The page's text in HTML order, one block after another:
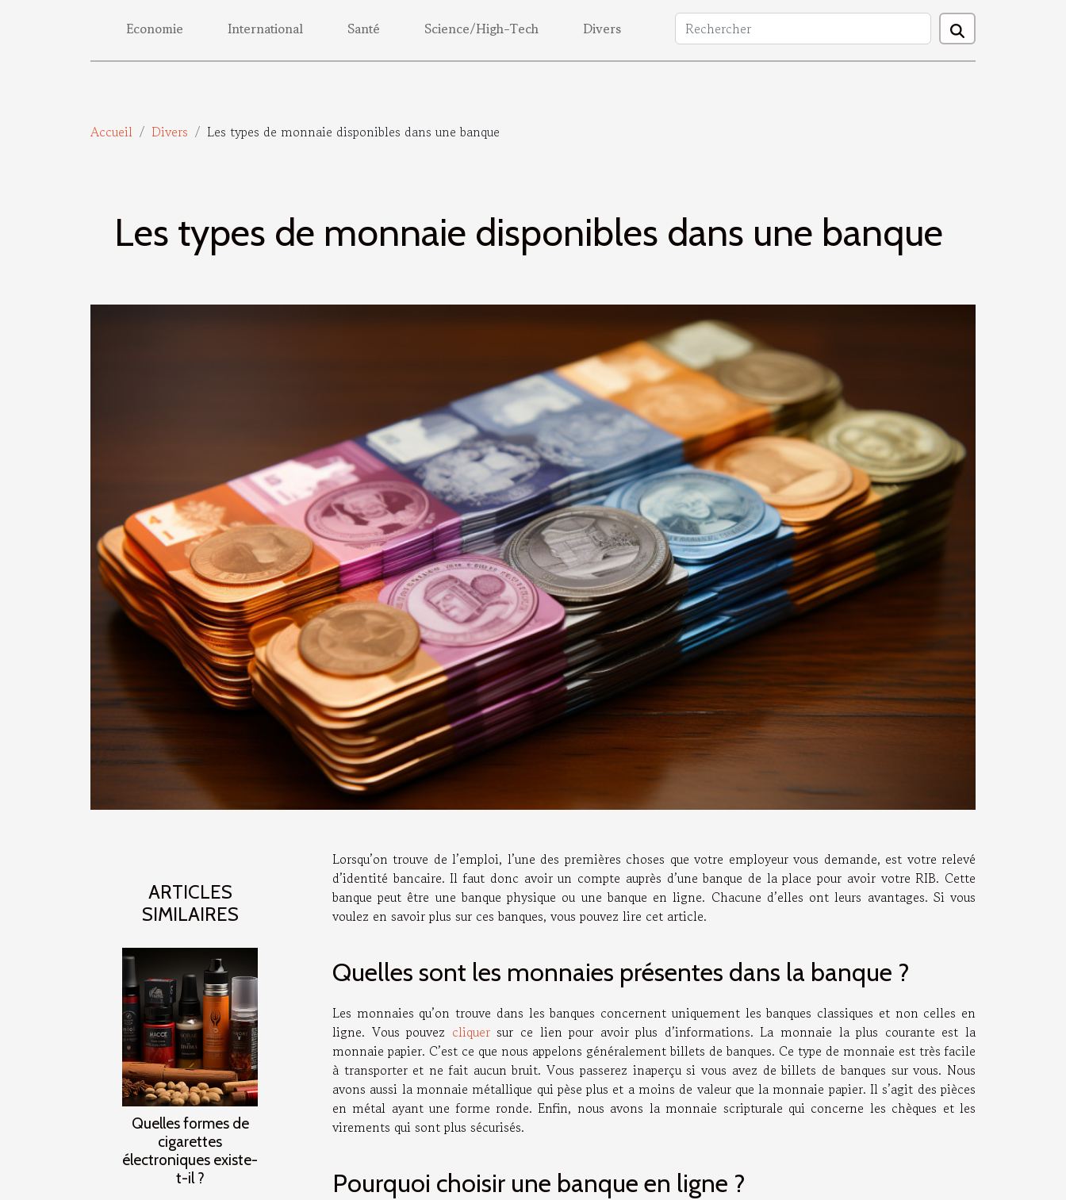
Economie International Santé Science/High-Tech Divers
Accueil Divers Les types de monnaie disponibles dans une banque
Les types de monnaie disponibles dans une banque
ARTICLES
SIMILAIRES
Quelles formes de
cigarettes
électroniques existe-
t-il ?
Lorsqu’on trouve de l’emploi, l’une des premières choses que votre employeur vous demande, est votre relevé
d’identité bancaire. Il faut donc avoir un compte auprès d’une banque de la place pour avoir votre RIB. Cette
banque peut être une banque physique ou une banque en ligne. Chacune d’elles ont leurs avantages. Si vous
voulez en savoir plus sur ces banques, vous pouvez lire cet article.
Quelles sont les monnaies présentes dans la banque ?
Les monnaies qu’on trouve dans les banques concernent uniquement les banques classiques et non celles en
ligne. Vous pouvez cliquersur ce lien pour avoir plus d’informations. La monnaie la plus courante est la
monnaie papier. C’est ce que nous appelons généralement billets de banques. Ce type de monnaie est très facile
à transporter et ne fait aucun bruit. Vous passerez inaperçu si vous avez de billets de banques sur vous. Nous
avons aussi la monnaie métallique qui pèse plus et a moins de valeur que la monnaie papier. Il s’agit des pièces
en métal ayant une forme ronde. Enfin, nous avons la monnaie scripturale qui concerne les chèques et les
virements qui sont plus sécurisés.
Pourquoi choisir une banque en ligne ?